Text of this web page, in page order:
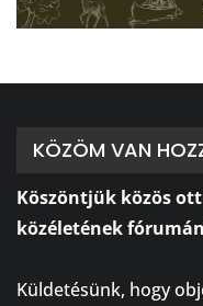
KÖZÖM VAN
Köszöntjük közös
közéletének
Küldetésünk, hogy